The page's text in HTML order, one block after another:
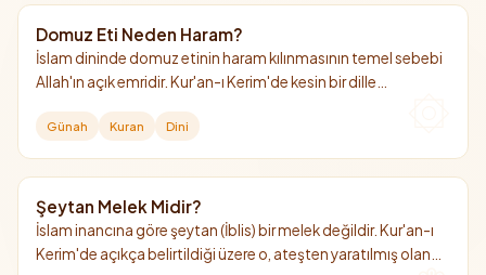
Domuz Eti Neden Haram?
İslam dininde domuz etinin haram kılınmasının temel sebebi
Allah'ın açık emridir. Kur'an-ı Kerim'de kesin bir dille
bu yasağın hikmetleri arasında sayılır.
Günah Kuran Dini
Şeytan Melek Midir?
İslam inancına göre şeytan (İblis) bir melek değildir. Kur'an-ı
Kerim'de açıkça belirtildiği üzere o, ateşten yaratılmış olan